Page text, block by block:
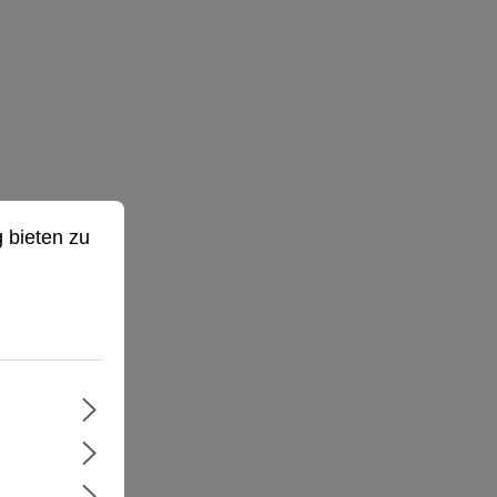
zu können.
bieten zu